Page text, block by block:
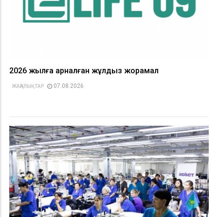
2026 жылға арналған жұлдыз жорамал
ЖАҢАЛЫҚТАР 07.08.2026